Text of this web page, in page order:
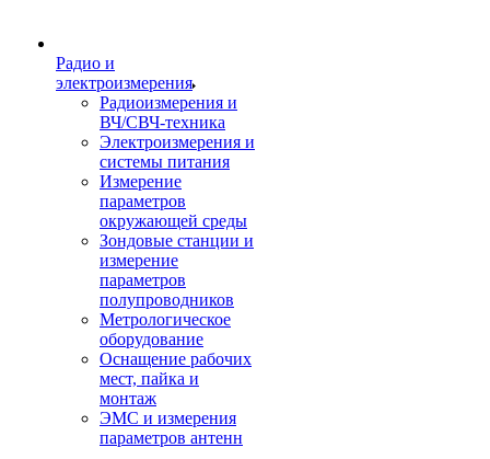
Радио и
электроизмерения
Радиоизмерения и
ВЧ/СВЧ-техника
Электроизмерения и
системы питания
Измерение
параметров
окружающей среды
Зондовые станции и
измерение
параметров
полупроводников
Метрологическое
оборудование
Оснащение рабочих
мест, пайка и
монтаж
ЭМС и измерения
параметров антенн